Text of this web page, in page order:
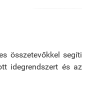
összetevőkkel segíti
idegrendszert és az